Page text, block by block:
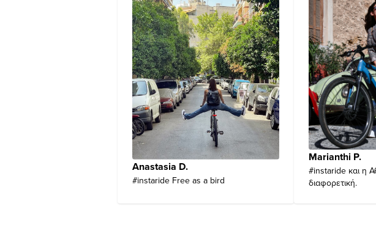
Anastasia D.
#instaride Free as a bird
Marianthi P.
#instaride και η
διαφορετική.